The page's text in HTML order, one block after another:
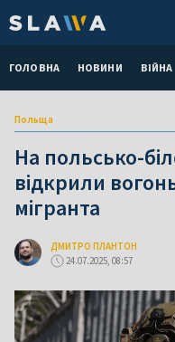
ГОЛОВНА НОВИНИ ВІЙНА
Польща
На польсько-
відкрили
мігранта
ДМИТРО ПЛАНТОН
24.07.2025, 08:57